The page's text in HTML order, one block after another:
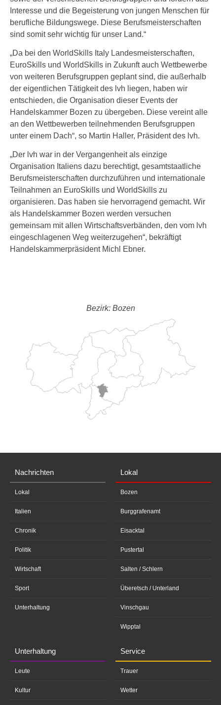
Interesse und die Begeisterung von jungen Menschen für
berufliche Bildungswege. Diese Berufsmeisterschaften
sind somit sehr wichtig für unser Land.“
„Da bei den WorldSkills Italy Landesmeisterschaften,
EuroSkills und WorldSkills in Zukunft auch Wettbewerbe
von weiteren Berufsgruppen geplant sind, die außerhalb
der eigentlichen Tätigkeit des lvh liegen, haben wir
entschieden, die Organisation dieser Events der
Handelskammer Bozen zu übergeben. Diese vereint alle
an den Wettbewerben teilnehmenden Berufsgruppen
unter einem Dach“, so Martin Haller, Präsident des lvh.
„Der lvh war in der Vergangenheit als einzige
Organisation Italiens dazu berechtigt, gesamtstaatliche
Berufsmeisterschaften durchzuführen und internationale
Teilnahmen an EuroSkills und WorldSkills zu
organisieren. Das haben sie hervorragend gemacht. Wir
als Handelskammer Bozen werden versuchen
gemeinsam mit allen Wirtschaftsverbänden, den vom lvh
eingeschlagenen Weg weiterzugehen“, bekräftigt
Handelskammerpräsident Michl Ebner.
Bezirk: Bozen
Nachrichten
Lokal
Italien
Chronik
Politik
Wirtschaft
Sport
Unterhaltung
Lokal
Bozen
Burggrafenamt
Eisacktal
Pustertal
Salten / Schlern
Überetsch / Unterland
Vinschgau
Wipptal
Unterhaltung
Leute
Kultur
Service
Trauer
Wetter